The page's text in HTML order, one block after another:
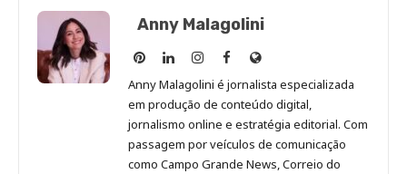
Anny Malagolini
Anny
Malagolini
no
Pinterest
Anny
Malagolini
no
LinkedIn
Anny
Malagolini
no
Instagram
Anny
Malagolini
no
Facebook
Site
de
Anny
Malagolini
Anny Malagolini é jornalista especializada
em produção de conteúdo digital,
jornalismo online e estratégia editorial. Com
passagem por veículos de comunicação
como Campo Grande News, Correio do